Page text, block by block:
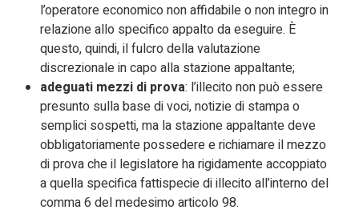
l’operatore economico non affidabile o non integro in
relazione allo specifico appalto da eseguire. È
questo, quindi, il fulcro della valutazione
discrezionale in capo alla stazione appaltante;
adeguati mezzi di prova: l’illecito non può essere
presunto sulla base di voci, notizie di stampa o
semplici sospetti, ma la stazione appaltante deve
obbligatoriamente possedere e richiamare il mezzo
di prova che il legislatore ha rigidamente accoppiato
a quella specifica fattispecie di illecito all’interno del
comma 6 del medesimo articolo 98.